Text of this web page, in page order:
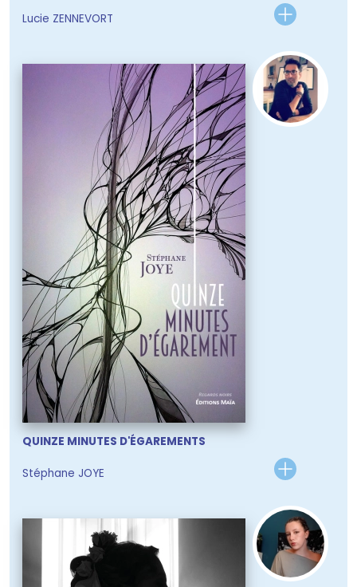
Lucie ZENNEVORT
QUINZE MINUTES D'ÉGAREMENTS
Stéphane JOYE